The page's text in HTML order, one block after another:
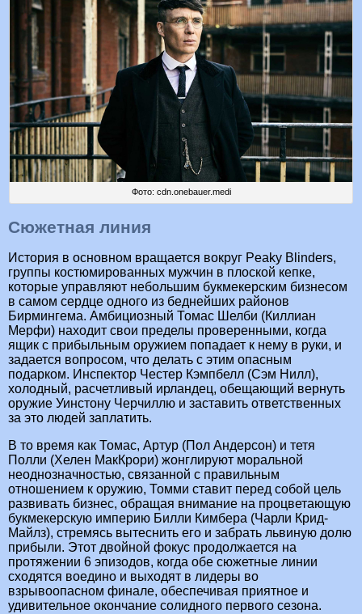
Фото: cdn.onebauer.medi
Сюжетная линия
История в основном вращается вокруг Peaky Blinders,
группы костюмированных мужчин в плоской кепке,
которые управляют небольшим букмекерским бизнесом
в самом сердце одного из беднейших районов
Бирмингема. Амбициозный Томас Шелби (Киллиан
Мерфи) находит свои пределы проверенными, когда
ящик с прибыльным оружием попадает к нему в руки, и
задается вопросом, что делать с этим опасным
подарком. Инспектор Честер Кэмпбелл (Сэм Нилл),
холодный, расчетливый ирландец, обещающий вернуть
оружие Уинстону Черчиллю и заставить ответственных
за это людей заплатить.
В то время как Томас, Артур (Пол Андерсон) и тетя
Полли (Хелен МакКрори) жонглируют моральной
неоднозначностью, связанной с правильным
отношением к оружию, Томми ставит перед собой цель
развивать бизнес, обращая внимание на процветающую
букмекерскую империю Билли Кимбера (Чарли Крид-
Майлз), стремясь вытеснить его и забрать львиную долю
прибыли. Этот двойной фокус продолжается на
протяжении 6 эпизодов, когда обе сюжетные линии
сходятся воедино и выходят в лидеры во
взрывоопасном финале, обеспечивая приятное и
удивительное окончание солидного первого сезона.